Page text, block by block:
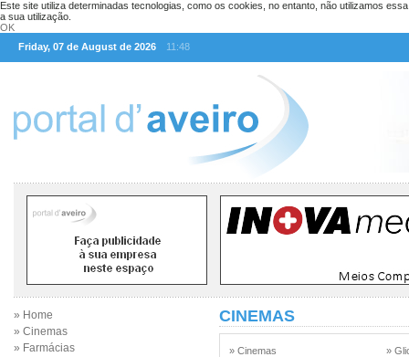
Este site utiliza determinadas tecnologias, como os cookies, no entanto, não utilizamos
a sua utilização.
OK
Friday, 07 de August de 2026
11:48
» Home
» Cinemas
» Farmácias
CINEMAS
» Cinemas
»